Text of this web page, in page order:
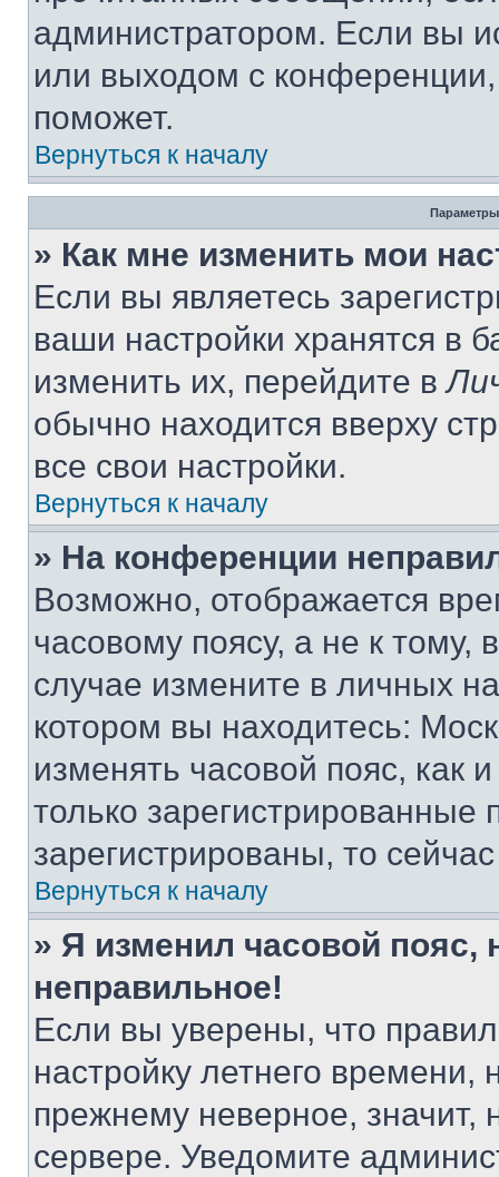
администратором. Если вы
или выходом с
поможет.
Вернуться к началу
Параметры
» Как мне изменить мои
Если вы являетесь
ваши настройки хранятся в
изменить их, перейдите в
обычно находится вверху
все свои настройки.
Вернуться к началу
» На конференции
Возможно, отображается
часовому поясу, а не к тому,
случае измените в личных
котором вы находитесь:
изменять часовой пояс, как
только
зарегистрированы, то
Вернуться к началу
» Я изменил часовой пояс,
неправильное!
Если вы уверены, что
настройку летнего
прежнему неверное, значит,
сервере. Уведомите